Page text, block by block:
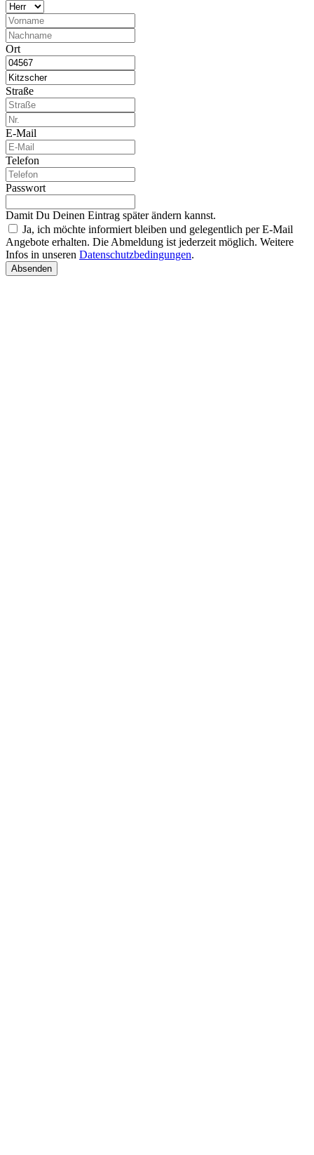
Ort
Straße
E-Mail
Telefon
Passwort
Damit Du Deinen Eintrag später ändern kannst.
Ja, ich möchte informiert bleiben und gelegentlich per E-Mail
Angebote erhalten. Die Abmeldung ist jederzeit möglich. Weitere
Infos in unseren Datenschutzbedingungen.
Absenden